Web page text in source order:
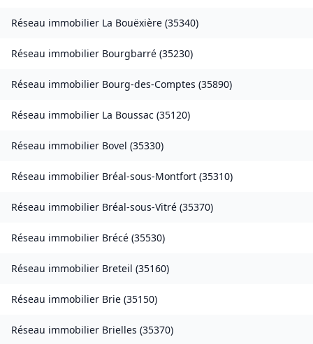
Réseau immobilier La Bouëxière (35340)
Réseau immobilier Bourgbarré (35230)
Réseau immobilier Bourg-des-Comptes (35890)
Réseau immobilier La Boussac (35120)
Réseau immobilier Bovel (35330)
Réseau immobilier Bréal-sous-Montfort (35310)
Réseau immobilier Bréal-sous-Vitré (35370)
Réseau immobilier Brécé (35530)
Réseau immobilier Breteil (35160)
Réseau immobilier Brie (35150)
Réseau immobilier Brielles (35370)